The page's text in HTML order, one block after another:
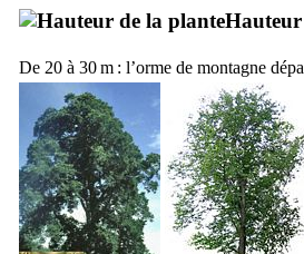
De 20 à 30 m : l’orme de montagne